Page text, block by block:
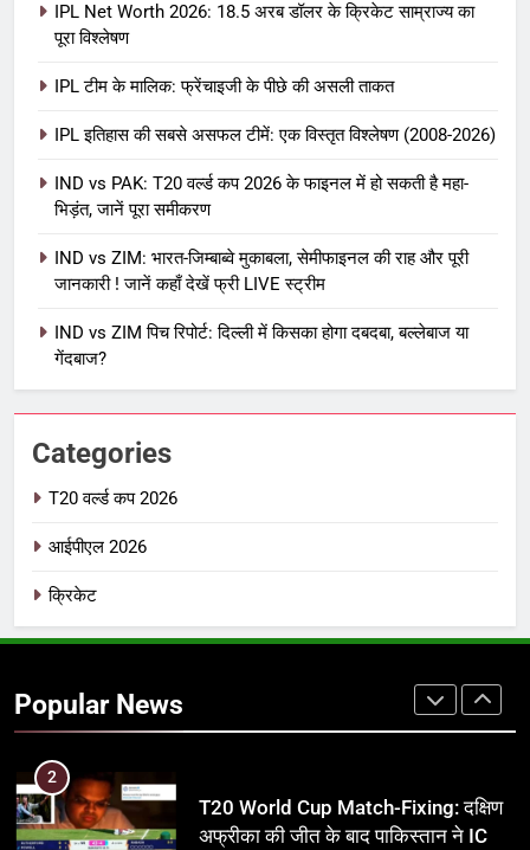
IPL Net Worth 2026: 18.5 अरब डॉलर के क्रिकेट साम्राज्य का
पूरा विश्लेषण
IPL टीम के मालिक: फ्रेंचाइजी के पीछे की असली ताकत
IPL इतिहास की सबसे असफल टीमें: एक विस्तृत विश्लेषण (2008-2026)
IND vs PAK: T20 वर्ल्ड कप 2026 के फाइनल में हो सकती है महा-
भिड़ंत, जानें पूरा समीकरण
IND vs ZIM: भारत-जिम्बाब्वे मुकाबला, सेमीफाइनल की राह और पूरी
जानकारी ! जानें कहाँ देखें फ्री LIVE स्ट्रीम
IND vs ZIM पिच रिपोर्ट: दिल्ली में किसका होगा दबदबा, बल्लेबाज या
गेंदबाज?
Categories
T20 वर्ल्ड कप 2026
आईपीएल 2026
क्रिकेट
Popular News
IPL Net Worth 2026: 18.5 अरब डॉलर
आईपीएल 2026 क्रिकेट
IPL टीम के मालिक: फ्रेंचाइजी के पीछे की
असली ताकत
आईपीएल 2026 क्रिकेट
IPL इतिहास की सबसे असफल टीमें: एक
8
अर्जुन तेंदुलकर की पत्नी सानिया चंडोक:
उम्र, परिवार, करियर और शादी से जुड़ी हर
2
T20 World Cup Match-Fixing: दक्षिण
अफ्रीका की जीत के बाद पाकिस्तान ने ICC